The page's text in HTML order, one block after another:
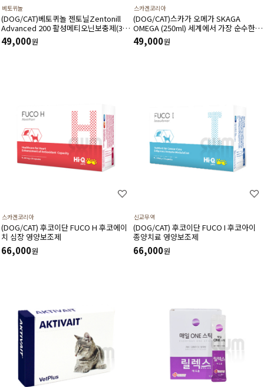
베토퀴놀
(DOG/CAT)베토퀴놀 젠토닐Zentonill
Advanced 200 활성메티오닌보충제(30
정)항산화,활력증강,간기능보조제
49,000원
스카겐코리아
(DOG/CAT)스카가 오메가 SKAGA
OMEGA (250ml) 세계에서 가장 순수한
오메가3 Fish oil
49,000원
스카겐코리아
(DOG/CAT) 후코이단 FUCO H 후코에이
치 심장 영양보조제
66,000원
신교무역
(DOG/CAT) 후코이단 FUCO I 후코아이
종양치료 영양보조제
66,000원